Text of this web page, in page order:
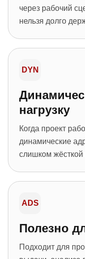
через рабочий
нельзя долго
DYN
нагрузку
Когда проект
динамические
слишком жёсткой
ADS
Полезно
Подходит для